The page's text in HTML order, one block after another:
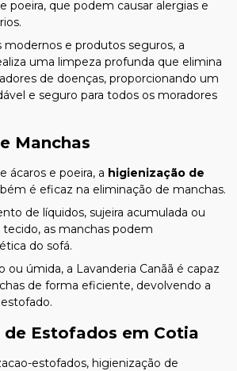
poeira, que podem causar alergias e
e produtos seguros, a
uma limpeza profunda que elimina
de doenças, proporcionando um
e seguro para todos os moradores
Manchas
ácaros e poeira, a higienização de
é eficaz na eliminação de manchas.
de líquidos, sujeira acumulada ou
as manchas podem
do sofá.
ou úmida, a Lavanderia Canãã é capaz
de forma eficiente, devolvendo a
de Estofados em Cotia
estofados, higienização de